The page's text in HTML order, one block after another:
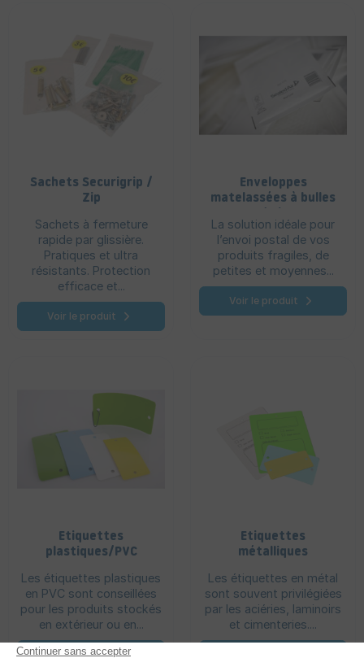
Sachets Securigrip /
Zip
Sachets à fermeture
rapide par glissière.
Pratiques et ultra
résistants. Protection
efficace et...
Voir le produit
Enveloppes
matelassées à bulles
La solution idéale pour
l’envoi postal de vos
produits fragiles, de
petites et moyennes...
Voir le produit
Etiquettes
plastiques/PVC
Les étiquettes plastiques
en PVC sont conseillées
pour les produits stockés
en extérieur ou en...
Voir le produit
Etiquettes
métalliques
Les étiquettes en métal
sont souvent privilégiées
par les aciéries, laminoirs
et cimenteries....